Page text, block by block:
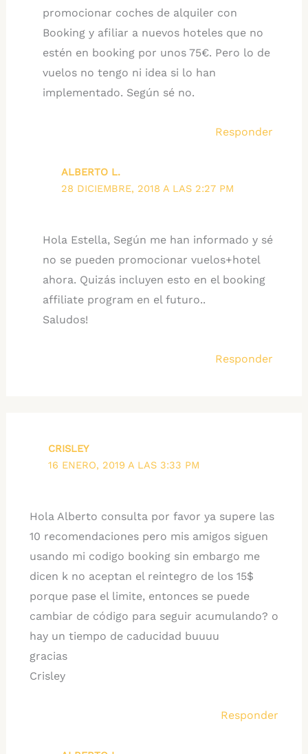
promocionar coches de alquiler con
Booking y afiliar a nuevos hoteles que no
estén en booking por unos 75€. Pero lo de
vuelos no tengo ni idea si lo han
implementado. Según sé no.
Responder
ALBERTO L.
28 DICIEMBRE, 2018 A LAS 2:27 PM
Hola Estella, Según me han informado y sé
no se pueden promocionar vuelos+hotel
ahora. Quizás incluyen esto en el booking
affiliate program en el futuro..
Saludos!
Responder
CRISLEY
16 ENERO, 2019 A LAS 3:33 PM
Hola Alberto consulta por favor ya supere las
10 recomendaciones pero mis amigos siguen
usando mi codigo booking sin embargo me
dicen k no aceptan el reintegro de los 15$
porque pase el limite, entonces se puede
cambiar de código para seguir acumulando? o
hay un tiempo de caducidad buuuu
gracias
Crisley
Responder